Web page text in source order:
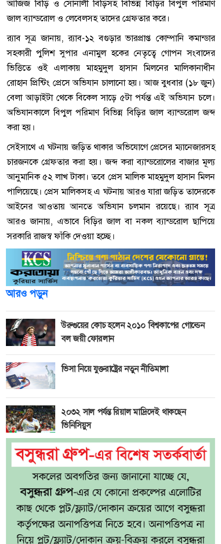
আজিজ বিড়ি ও সোনালী বিড়িসহ বিভিন্ন বিড়ির বিপুল পরিমাণ
জাল ব্যান্ডরোল ও লেবেলসহ তাদের গ্রেফতার করে।
র‌্যাব সূত্র জানায়, র‌্যাব-১২ বগুড়ার ভারপ্রাপ্ত কোম্পানি কমান্ডার
সহকারী পুলিশ সুপার এনামুল হকের নেতৃত্বে গোপন সংবাদের
ভিত্তিতে ওই এলাকায় মাহমুদুল হাসান মিলনের মালিকানাধীন
রোহান প্রিন্টিং প্রেসে অভিযান চালানো হয়। আজ বুধবার (১৮ জুন)
বেলা আড়াইটা থেকে বিকেল সাড়ে ৫টা পর্যন্ত এই অভিযান চলে।
অভিযানকালে বিপুল পরিমাণ বিভিন্ন বিড়ির জাল ব্যান্ডরোল জব্দ
করা হয়।
সেইসাথে এ ঘটনায় জড়িত থাকার অভিযোগে প্রেসের ম্যানেজারসহ
চারজনকে গ্রেফতার করা হয়। জব্দ করা ব্যান্ডরোলের বাজার মূল্য
আনুমানিক ৫২ লাখ টাকা। তবে প্রেস মালিক মাহমুদুল হাসান মিলন
পালিয়েছে। প্রেস মালিকসহ এ ঘটনায় আরও যারা জড়িত তাদেরকে
আইনের আওতায় আনতে অভিযান চলমান রয়েছে। র‌্যাব সূত্র
আরও জানায়, এভাবে বিড়ির জাল বা নকল ব্যান্ডরোল ছাপিয়ে
সরকারি রাজস্ব ফাঁকি দেওয়া হচ্ছে।
আরও পড়ুন
উরুগুয়ের কোচ হলেন ২০১০ বিশ্বকাপের গোল্ডেন
বল জয়ী ফোরলান
ভিসা নিয়ে যুক্তরাষ্ট্রের নতুন নীতিমালা
২০৩২ সাল পর্যন্ত রিয়াল মাদ্রিদেই থাকছেন
ভিনিসিয়ুস